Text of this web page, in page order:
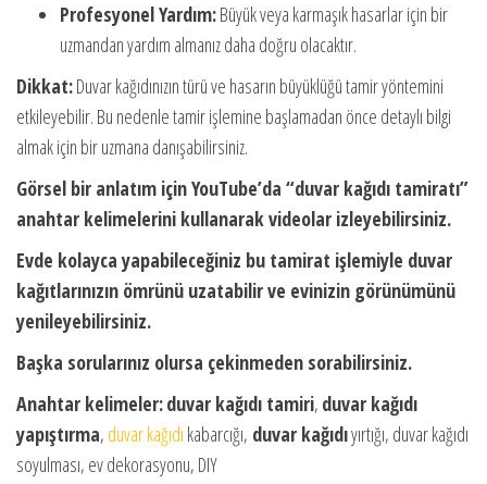
Profesyonel Yardım:Büyük veya karmaşık hasarlar için bir
uzmandan yardım almanız daha doğru olacaktır.
Dikkat:Duvar kağıdınızın türü ve hasarın büyüklüğü tamir yöntemini
etkileyebilir. Bu nedenle tamir işlemine başlamadan önce detaylı bilgi
almak için bir uzmana danışabilirsiniz.
Görsel bir anlatım için YouTube’da “duvar kağıdı tamiratı”
anahtar kelimelerini kullanarak videolar izleyebilirsiniz.
Evde kolayca yapabileceğiniz bu tamirat işlemiyle duvar
kağıtlarınızın ömrünü uzatabilir ve evinizin görünümünü
yenileyebilirsiniz.
Başka sorularınız olursa çekinmeden sorabilirsiniz.
Anahtar kelimeler:duvar kağıdı tamiri, duvar kağıdı
yapıştırma, duvar kağıdı kabarcığı, duvar kağıdıyırtığı, duvar kağıdı
soyulması, ev dekorasyonu, DIY